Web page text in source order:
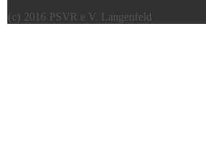
(c) 2016 PSVR e.V. Langenfeld